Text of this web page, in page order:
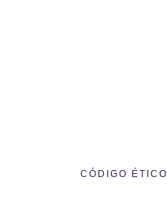
CÓDIGO ÉTICO